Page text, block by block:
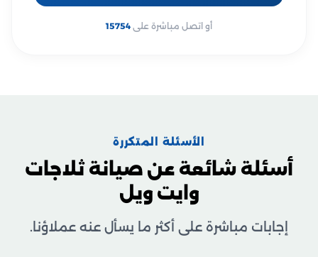
أو اتصل مباشرة على 15754
الأسئلة المتكررة
أسئلة شائعة عن صيانة ثلاجات
وايت ويل
إجابات مباشرة على أكثر ما يسأل عنه عملاؤنا.